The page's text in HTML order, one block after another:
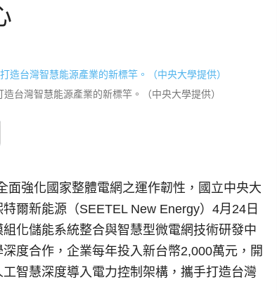
台灣智慧能源產業的新標竿。（中央大學提供）
面強化國家整體電網之運作韌性，國立中央大
爾新能源（SEETEL New Energy）4月24日
化儲能系統整合與智慧型微電網技術研發中
度合作，企業每年投入新台幣2,000萬元，開
智慧深度導入電力控制架構，攜手打造台灣